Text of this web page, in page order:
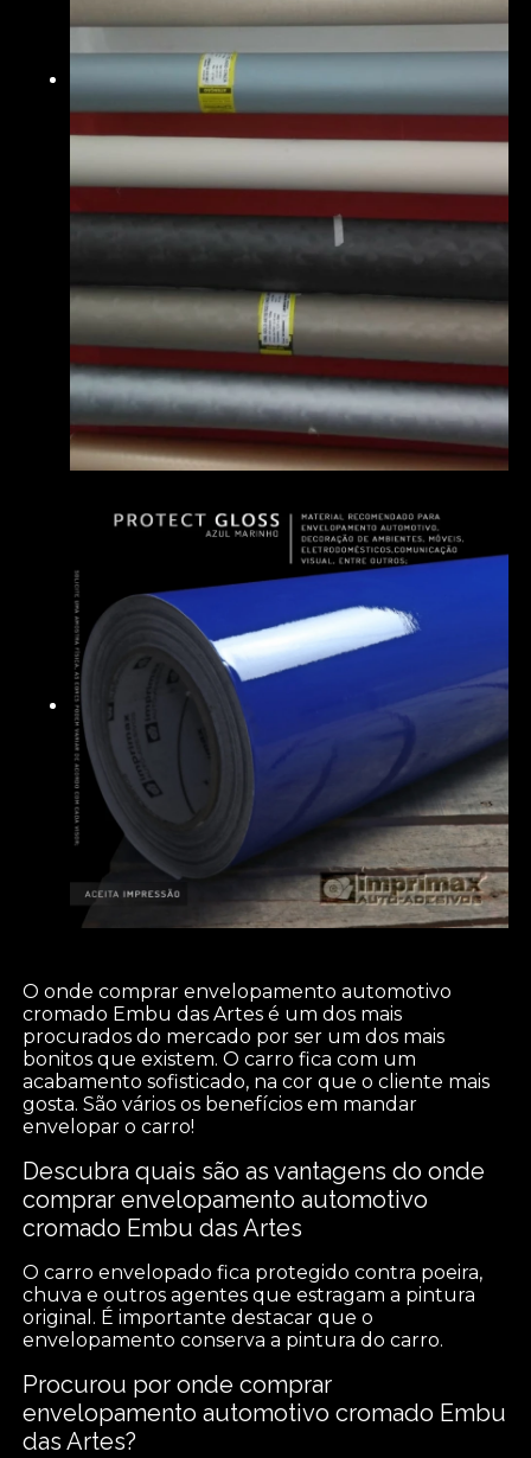
O onde comprar envelopamento automotivo
cromado Embu das Artes é um dos mais
procurados do mercado por ser um dos mais
bonitos que existem. O carro fica com um
acabamento sofisticado, na cor que o cliente mais
gosta. São vários os benefícios em mandar
envelopar o carro!
Descubra quais são as vantagens do onde
comprar envelopamento automotivo
cromado Embu das Artes
O carro envelopado fica protegido contra poeira,
chuva e outros agentes que estragam a pintura
original. É importante destacar que o
envelopamento conserva a pintura do carro.
Procurou por onde comprar
envelopamento automotivo cromado Embu
das Artes?